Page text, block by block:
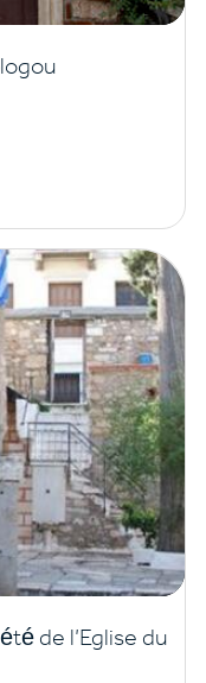
de l’Eglise du